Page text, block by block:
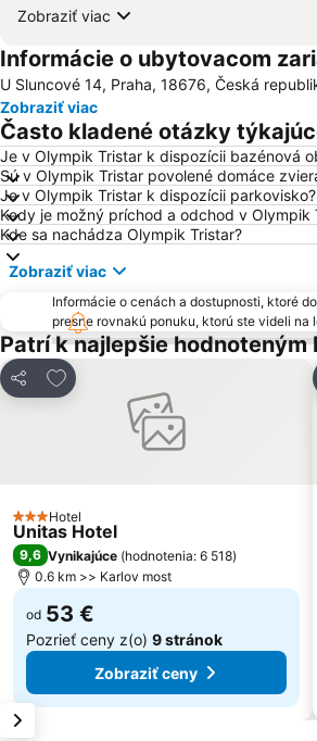
Zobraziť viac
Informácie o ubytovacom
U Sluncové 14, Praha, 18676, Česká
Zobraziť viac
Často kladené otázky
Je v Olympik Tristar k dispozícii bazénová
Sú v Olympik Tristar povolené domáce
Je v Olympik Tristar k dispozícii parkovisko?
Kedy je možný príchod a odchod v Olympik
Kde sa nachádza Olympik Tristar?
Zobraziť viac
Informácie o cenách a dostupnosti, ktoré
presne rovnakú ponuku, ktorú ste videli na
Patrí k najlepšie hodnoteným
Zdieľať
Pridať do obľúbených
3 Počet hviezdičiek
Hotel
Unitas Hotel
9,6 Vynikajúce (hodnotenia: 6 518)
0.6 km >> Karlov most
od 53 €
Pozrieť ceny z(o) 9 stránok
Zobraziť ceny